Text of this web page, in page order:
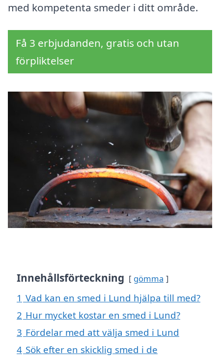
med kompetenta smeder i ditt område.
Få 3 erbjudanden, gratis och utan
förpliktelser
Innehållsförteckning gömma
1 Vad kan en smed i Lund hjälpa till med?
2 Hur mycket kostar en smed i Lund?
3 Fördelar med att välja smed i Lund
4 Sök efter en skicklig smed i de